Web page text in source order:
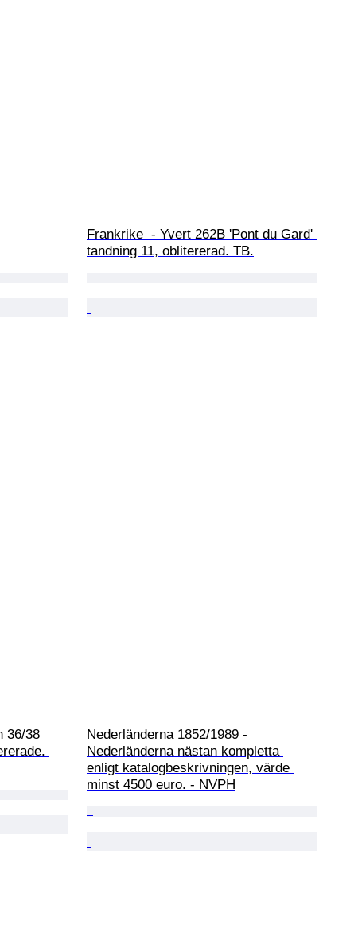
Frankrike  - Yvert 262B 'Pont du Gard'
tandning 11, oblitererad. TB.
36/38
Nederländerna 1852/1989 -
Nederländerna nästan kompletta
enligt katalogbeskrivningen, värde
minst 4500 euro. - NVPH